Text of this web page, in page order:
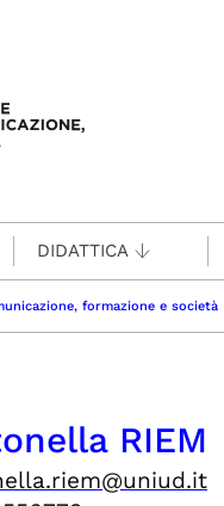
DIDATTICA
formazione e società
RIEM